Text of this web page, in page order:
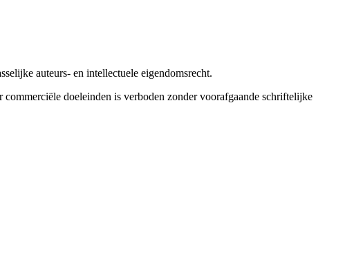
auteurs- en intellectuele eigendomsrecht.
doeleinden is verboden zonder voorafgaande schriftelijke